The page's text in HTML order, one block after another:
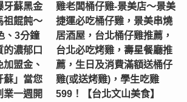
牙蘇黑金
祖餛飩～
、3分鐘
濃郁口
盟金、
蘇」當您
業一週開
雞老闆桶仔雞-景美店〜景美
捷運必吃桶仔雞，景美串燒
居酒屋，台北桶仔雞推薦，
台北必吃烤雞，壽星餐廳推
薦，生日及消費滿額送桶仔
雞(或送烤雞)，學生吃雞
599！【台北文山美食】